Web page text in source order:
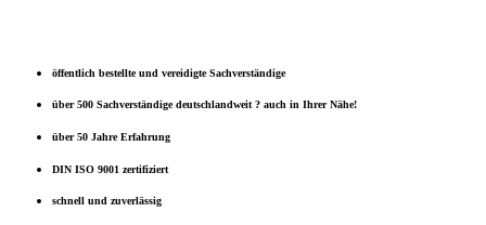
öffentlich bestellte und vereidigte Sachverständige
über 500 Sachverständige deutschlandweit ? auch in Ihrer Nähe!
über 50 Jahre Erfahrung
DIN ISO 9001 zertifiziert
schnell und zuverlässig